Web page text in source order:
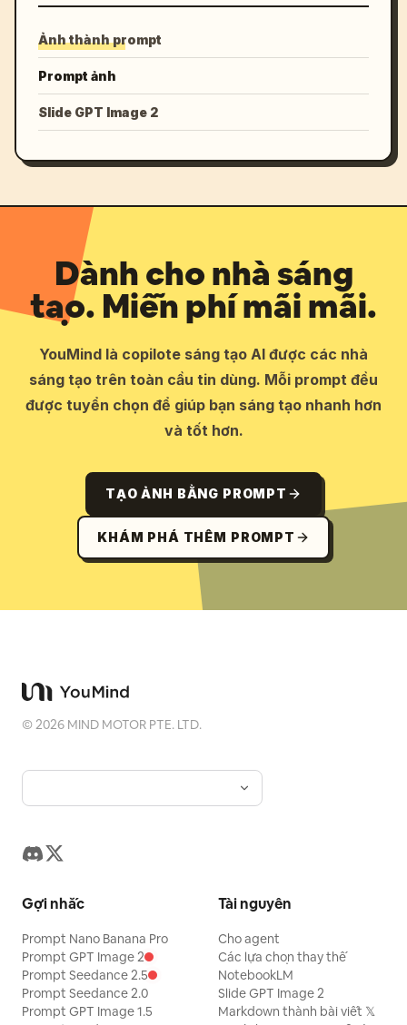
Ảnh thành prompt
Prompt ảnh
Slide GPT Image 2
Dành cho nhà sáng
tạo. Miễn phí mãi mãi.
YouMind là copilote sáng tạo AI được các nhà
sáng tạo trên toàn cầu tin dùng. Mỗi prompt đều
được tuyển chọn để giúp bạn sáng tạo nhanh hơn
và tốt hơn.
TẠO ẢNH BẰNG PROMPT
KHÁM PHÁ THÊM PROMPT
©2026 MIND MOTOR PTE. LTD.
Gợi nhắc
Prompt Nano Banana Pro
Prompt GPT Image 2
Prompt Seedance 2.5
Prompt Seedance 2.0
Prompt GPT Image 1.5
Tài nguyên
Cho agent
Các lựa chọn thay thế
NotebookLM
Slide GPT Image 2
Markdown thành bài viết 𝕏